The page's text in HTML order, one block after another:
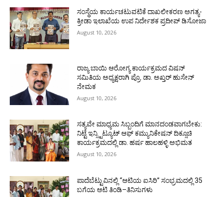
ಸಂಸ್ಥೆಯ ಕಾರ್ಯಚಟುವಟಿಕೆ ದಾಖಲೀಕರಣ ಅಗತ್ಯ-
ಕ್ರೀಡಾ ಇಲಾಖೆಯ ಉಪ ನಿರ್ದೇಶಕ ಪ್ರದೀಪ್ ಡಿಸೋಜಾ
August 10, 2026
ರಾಜ್ಯ ಬಾಯಿ ಆರೋಗ್ಯ ಕಾರ್ಯಕ್ರಮದ ವಿಷನ್
ಸಮಿತಿಯ ಅಧ್ಯಕ್ಷರಾಗಿ ಪ್ರೊ. ಡಾ. ಅಖ್ತರ್ ಹುಸೇನ್
ನೇಮಕ
August 10, 2026
ಸತ್ಯವೇ ಮಾಧ್ಯಮ ಸಿಬ್ಬಂದಿಗೆ ಮಾನದಂಡವಾಗಬೇಕು:
ನಿಟ್ಟೆ ಇನ್ಸ್ಟಿಟ್ಯೂಟ್ ಆಫ್ ಕಮ್ಯುನಿಕೇಷನ್ ದಿಕ್ಸೂಚಿ
ಕಾರ್ಯಕ್ರಮದಲ್ಲಿ ಡಾ. ಹರ್ಷ ಹಾಲಹಳ್ಳಿ ಅಭಿಮತ
August 10, 2026
ಪಾದೆಬೆಟ್ಟುವಿನಲ್ಲಿ “ಆಟಿಯ ಐಸಿರಿ’’ ಸಂಭ್ರಮದಲ್ಲಿ 35
ಬಗೆಯ ಆಟಿ ತಿಂಡಿ–ತಿನಿಸುಗಳು